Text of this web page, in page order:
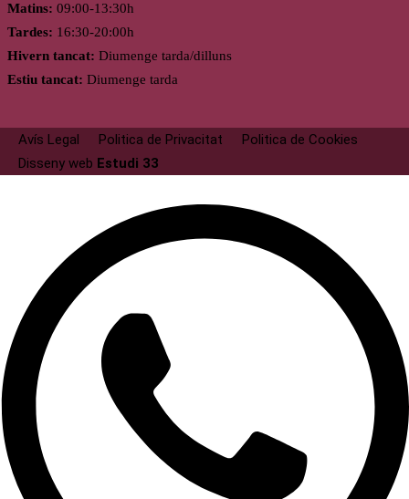
Matins: 09:00-13:30h
Tardes: 16:30-20:00h
Hivern tancat: Diumenge tarda/dilluns
Estiu tancat: Diumenge tarda
Avís Legal Politica de Privacitat
Politica de Cookies
Disseny web Estudi 33